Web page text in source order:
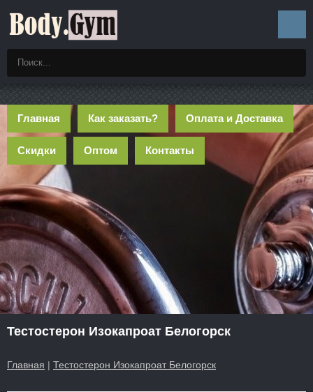
Главная Как заказать? Оплата и Доставка
Скидки Оптом Контакты
Тестостерон Изокапроат Белогорск
Главная | Тестостерон Изокапроат Белогорск